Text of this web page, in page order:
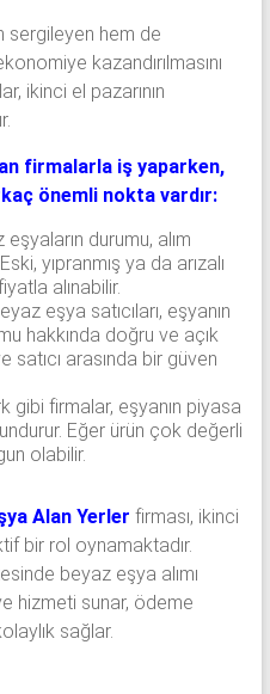
sergileyen hem de
kazandırılmasını
ikinci el pazarının
firmalarla iş yaparken,
önemli nokta vardır:
eşyaların durumu, alım
yıpranmış ya da arızalı
alınabilir.
eşya satıcıları, eşyanın
hakkında doğru ve açık
satıcı arasında bir güven
gibi firmalar, eşyanın piyasa
Eğer ürün çok değerli
olabilir.
Alan Yerler firması, ikinci
bir rol oynamaktadır.
beyaz eşya alımı
hizmeti sunar, ödeme
sağlar.